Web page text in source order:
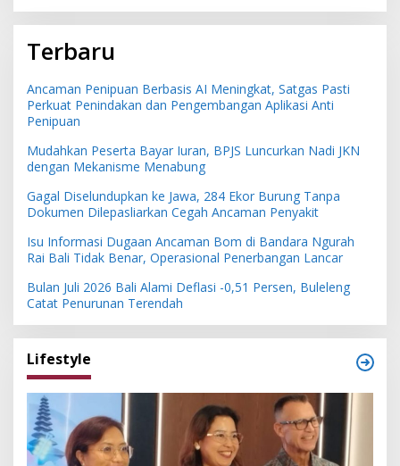
Terbaru
Ancaman Penipuan Berbasis AI Meningkat, Satgas Pasti
Perkuat Penindakan dan Pengembangan Aplikasi Anti
Penipuan
Mudahkan Peserta Bayar Iuran, BPJS Luncurkan Nadi JKN
dengan Mekanisme Menabung
Gagal Diselundupkan ke Jawa, 284 Ekor Burung Tanpa
Dokumen Dilepasliarkan Cegah Ancaman Penyakit
Isu Informasi Dugaan Ancaman Bom di Bandara Ngurah
Rai Bali Tidak Benar, Operasional Penerbangan Lancar
Bulan Juli 2026 Bali Alami Deflasi -0,51 Persen, Buleleng
Catat Penurunan Terendah
Lifestyle